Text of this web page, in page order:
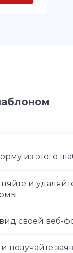
из этого
и
своей веб-
получайте